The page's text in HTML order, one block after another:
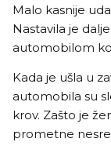
Malo kasnije
Nastavila je
automobilom
Kada je ušla u
automobila su
krov. Zašto je
prometne